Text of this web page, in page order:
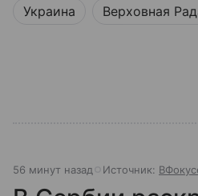
Украина Верховная
56 минут назад Источник: